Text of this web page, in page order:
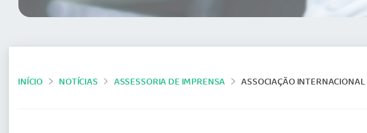
INÍCIO NOTÍCIAS ASSESSORIA DE IMPRENSA ASSOCIAÇÃO INTERNACIONAL DE